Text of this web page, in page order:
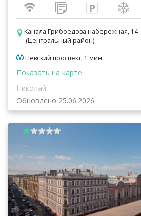
Канала Грибоедова набережная, 14
(Центральный район)
Невский проспект, 1 мин.
Показать на карте
Николай
Обновлено 25.06.2026